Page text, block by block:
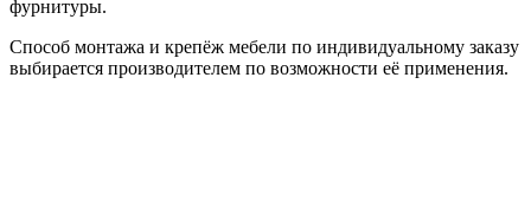
фурнитуры.
Способ монтажа и крепёж мебели по индивидуальному заказу
выбирается производителем по возможности её применения.